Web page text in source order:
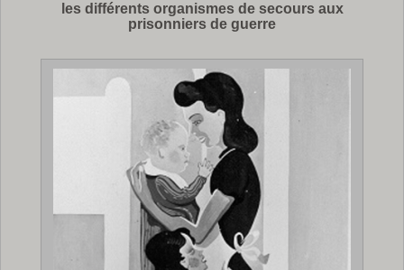
les différents organismes de secours aux
prisonniers de guerre